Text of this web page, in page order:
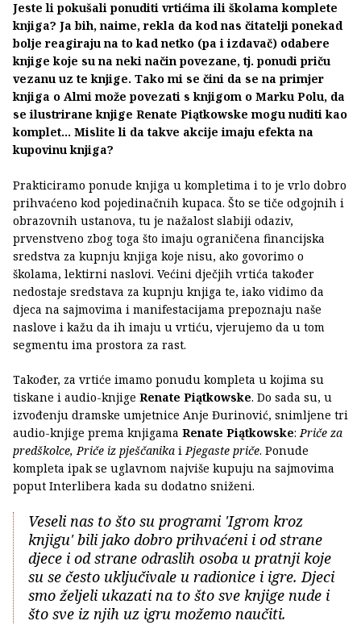
Jeste li pokušali ponuditi vrtićima ili školama komplete
knjiga? Ja bih, naime, rekla da kod nas čitatelji ponekad
bolje reagiraju na to kad netko (pa i izdavač) odabere
knjige koje su na neki način povezane, tj. ponudi priču
vezanu uz te knjige. Tako mi se čini da se na primjer
knjiga o Almi može povezati s knjigom o Marku Polu, da
se ilustrirane knjige Renate Piątkowske mogu nuditi kao
komplet... Mislite li da takve akcije imaju efekta na
kupovinu knjiga?
Prakticiramo ponude knjiga u kompletima i to je vrlo dobro
prihvaćeno kod pojedinačnih kupaca. Što se tiče odgojnih i
obrazovnih ustanova, tu je nažalost slabiji odaziv,
prvenstveno zbog toga što imaju ograničena financijska
sredstva za kupnju knjiga koje nisu, ako govorimo o
školama, lektirni naslovi. Većini dječjih vrtića također
nedostaje sredstava za kupnju knjiga te, iako vidimo da
djeca na sajmovima i manifestacijama prepoznaju naše
naslove i kažu da ih imaju u vrtiću, vjerujemo da u tom
segmentu ima prostora za rast.
Također, za vrtiće imamo ponudu kompleta u kojima su
tiskane i audio-knjige Renate Piątkowske. Do sada su, u
izvođenju dramske umjetnice Anje Đurinović, snimljene tri
audio-knjige prema knjigama Renate Piątkowske:Priče za
predškolce, Priče iz pješčanika iPjegaste priče. Ponude
kompleta ipak se uglavnom najviše kupuju na sajmovima
poput Interlibera kada su dodatno sniženi.
Veseli nas to što su programi 'Igrom kroz
knjigu' bili jako dobro prihvaćeni i od strane
djece i od strane odraslih osoba u pratnji koje
su se često uključivale u radionice i igre. Djeci
smo željeli ukazati na to što sve knjige nude i
što sve iz njih uz igru možemo naučiti.